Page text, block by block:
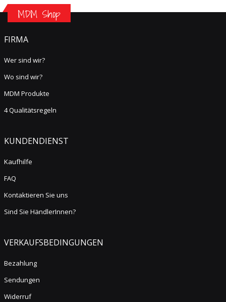
MDM Shop
FIRMA
Wer sind wir?
Wo sind wir?
MDM Produkte
4 Qualitätsregeln
KUNDENDIENST
Kaufhilfe
FAQ
Kontaktieren Sie uns
Sind Sie HändlerInnen?
VERKAUFSBEDINGUNGEN
Bezahlung
Sendungen
Widerruf